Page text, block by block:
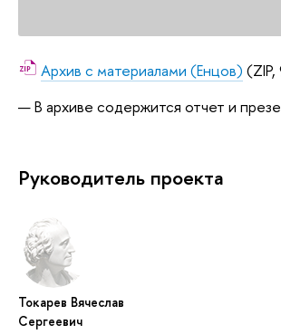
Архив с материалами (Енцов)
В архиве содержится отчет и
Руководитель проекта
Токарев Вячеслав
Сергеевич